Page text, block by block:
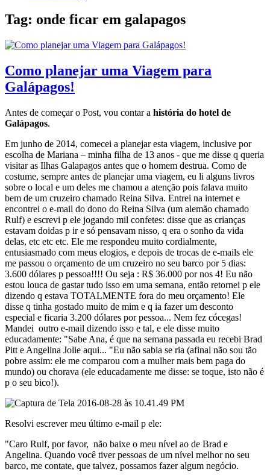
Tag: onde ficar em galapagos
Como planejar uma Viagem para
Galápagos!
Antes de começar o Post, vou contar a história do hotel de
Galápagos.
Em junho de 2014, comecei a planejar esta viagem, inclusive por
escolha de Mariana – minha filha de 13 anos - que me disse q queria
visitar as Ilhas Galapagos antes que o homem destrua. Como de
costume, sempre antes de planejar uma viagem, eu li alguns livros
sobre o local e um deles me chamou a atenção pois falava muito
bem de um cruzeiro chamado Reina Silva. Entrei na internet e
encontrei o e-mail do dono do Reina Silva (um alemão chamado
Rulf) e escrevi p ele jogando mil confetes: disse que as crianças
estavam doidas p ir e só pensavam nisso, q era o sonho da vida
delas, etc etc etc. Ele me respondeu muito cordialmente,
entusiasmado com meus elogios, e depois de trocas de e-mails ele
me passou o orçamento de um cruzeiro no seu barco por 5 dias:
3.600 dólares p pessoa!!!! Ou seja : R$ 36.000 por nos 4! Eu não
estou louca de gastar tudo isso em uma semana, então retornei p ele
dizendo q estava TOTALMENTE fora do meu orçamento! Ele
disse q tinha gostado muito de mim e q ia fazer um desconto
especial e ficaria 3.200 dólares por pessoa... Nem fez cócegas!
Mandei outro e-mail dizendo isso e tal, e ele disse muito
educadamente: "Sabe Ana, é que na semana passada eu recebi Brad
Pitt e Angelina Jolie aqui... "Eu não sabia se ria (afinal não sou tão
pobre assim: ele me comparou com a mulher mais bem paga do
mundo) ou chorava (ele educadamente me disse: se toque, isto não é
p o seu bico!).
Resolvi escrever meu último e-mail p ele:
"Caro Rulf, por favor, não baixe o meu nível ao de Brad e
Angelina. Quando você tiver pessoas de um nível melhor no seu
barco, me contate, que talvez, possamos fazer algum negócio.